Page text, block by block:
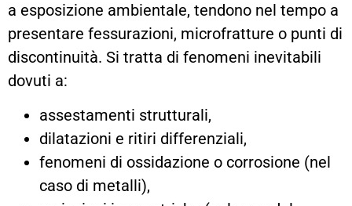
a esposizione ambientale, tendono nel tempo a
presentare fessurazioni, microfratture o punti di
discontinuità. Si tratta di fenomeni inevitabili
dovuti a:
assestamenti strutturali,
dilatazioni e ritiri differenziali,
fenomeni di ossidazione o corrosione (nel
caso di metalli),